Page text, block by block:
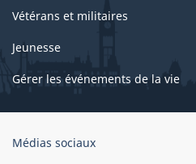
Vétérans et militaires
Jeunesse
Gérer les événements de la vie
Organisation
Médias sociaux